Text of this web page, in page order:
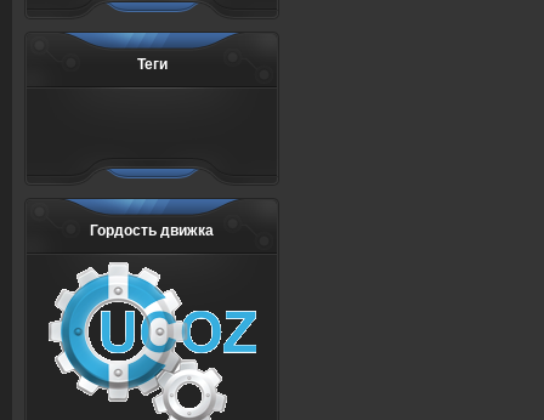
Теги
Гордость движка